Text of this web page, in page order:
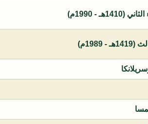
- 1990م)
1989م)